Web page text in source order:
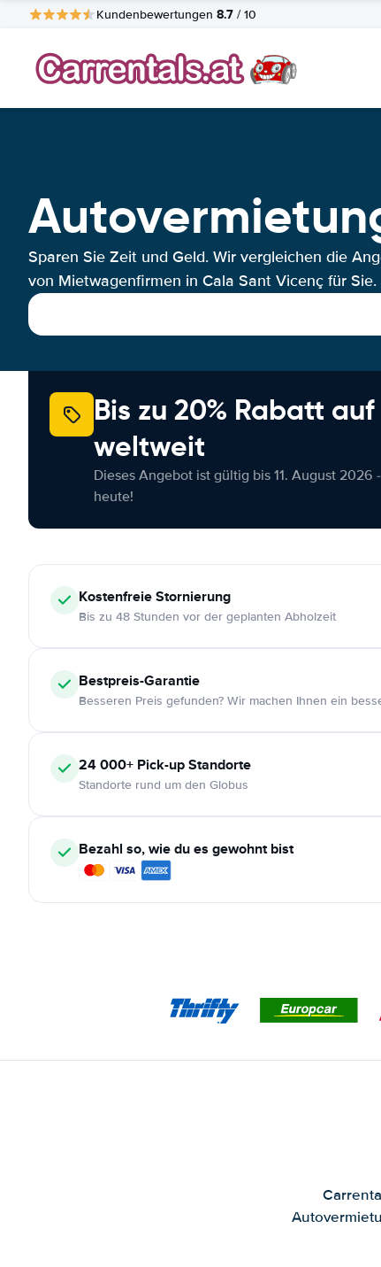
Kundenbewertungen 8.7 / 10
Sparen Sie Zeit und Geld. Wir vergleichen die
von Mietwagenfirmen in Cala Sant Vicenç für Sie.
Bis zu 20% Rabatt
weltweit
Dieses Angebot ist gültig bis 11. August 2026
heute!
KostenfreieStornierung
Bis zu 48 Stunden vor der geplanten Abholzeit
Bestpreis-Garantie
Besseren Preis gefunden? Wir machen Ihnen ein
24 000+ Pick-up Standorte
Standorte rund um den Globus
Bezahl so, wie du es gewohnt bist